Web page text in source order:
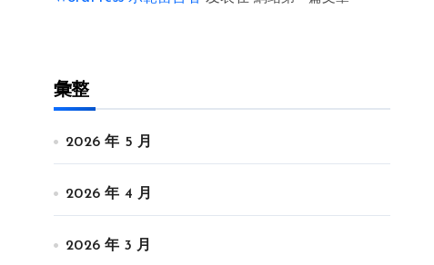
彙整
2026 年 5 月
2026 年 4 月
2026 年 3 月